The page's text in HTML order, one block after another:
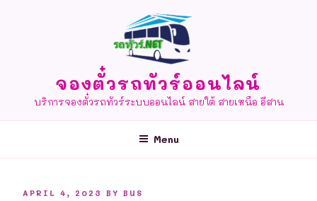
จองตั๋วรถทัวร์ออนไลน์
บริการจองตั๋วรถทัวร์ระบบออนไลน์ สายใต้ สายเหนือ อีสาน
Menu
POSTED
APRIL 4, 2023 BY BUS